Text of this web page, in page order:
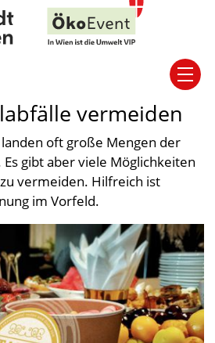
vermeiden
oft große Mengen der
gibt aber viele Möglichkeiten
vermeiden. Hilfreich ist
im Vorfeld.